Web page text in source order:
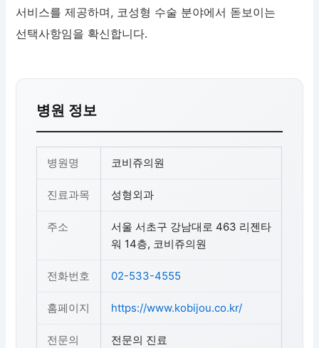
서비스를 제공하며, 코성형 수술 분야에서 돋보이는
선택사항임을 확신합니다.
병원 정보
병원명 코비쥬의원
진료과목 성형외과
주소
서울 서초구 강남대로 463 리젠타
워 14층, 코비쥬의원
전화번호 02-533-4555
홈페이지 https://www.kobijou.co.kr/
전문의 전문의 진료